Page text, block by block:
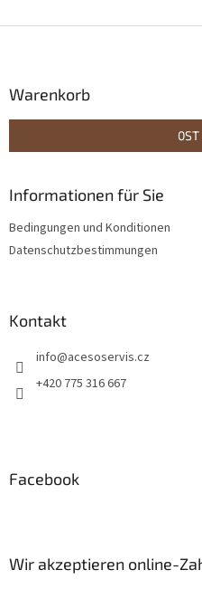
Warenkorb
0
Informationen für Sie
Bedingungen und Konditionen
Datenschutzbestimmungen
Kontakt
info@acesoservis.cz
+420 775 316 667
Facebook
Wir akzeptieren online-